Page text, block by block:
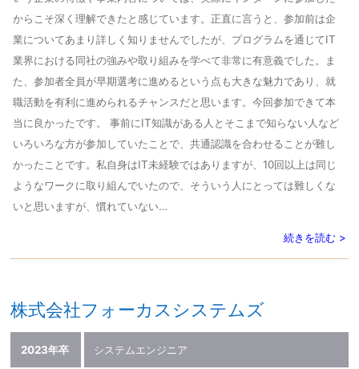
からこそ深く理解できたと感じています。正直に言うと、参加前は企
業についてあまり詳しく知りませんでしたが、プログラムを通じてIT
業界における同社の強みや取り組みを学べて非常に有意義でした。ま
た、参加者全員が早期選考に進めるという点も大きな魅力であり、就
職活動を有利に進められるチャンスだと思います。今回参加できて本
当に良かったです。 事前にIT知識がある人とそこまで知らない人など
いろいろな方が参加していたことで、共通認識を合わせることが難し
かったことです。私自身はIT未経験ではありますが、10回以上は同じ
ようなワークに取り組んでいたので、そういう人にとっては難しくな
いと思いますが、慣れていない…
続きを読む >
株式会社フォーカスシステムズ
2023年卒 システムエンジニア